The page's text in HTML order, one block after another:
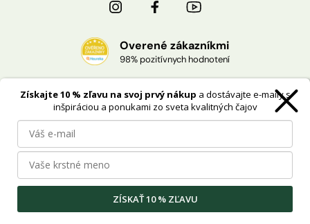
Overené zákazníkmi
98% pozitívnych hodnotení
Doprava zdarma
Oficiálnej distribúcie
Cookies Ochrana osobných údajov
Získajte 10 % zľavu na svoj prvý nákup a dostávajte e-maily s
inšpiráciou a ponukami zo sveta kvalitných čajov
ZÍSKAŤ 10 % ZĽAVU